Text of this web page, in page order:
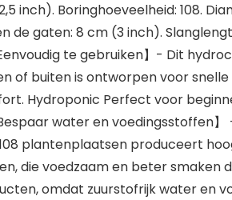
inch). Boringhoeveelheid: 108.
de gaten: 8 cm (3 inch).
Eenvoudig te gebruiken】- Dit
of buiten is ontworpen voor
Hydroponic Perfect voor
Bespaar water en voedingsstoffen
plantenplaatsen produceert
die voedzaam en beter smaken
omdat zuurstofrijk water en